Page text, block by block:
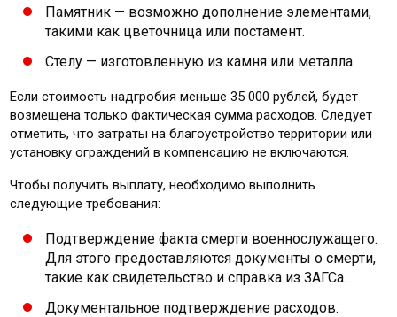
Памятник — возможно дополнение элементами,
такими как цветочница или постамент.
Стелу — изготовленную из камня или металла.
Если стоимость надгробия меньше 35 000 рублей, будет
возмещена только фактическая сумма расходов. Следует
отметить, что затраты на благоустройство территории или
установку ограждений в компенсацию не включаются.
Чтобы получить выплату, необходимо выполнить
следующие требования:
Подтверждение факта смерти военнослужащего.
Для этого предоставляются документы о смерти,
такие как свидетельство и справка из ЗАГСа.
Документальное подтверждение расходов.